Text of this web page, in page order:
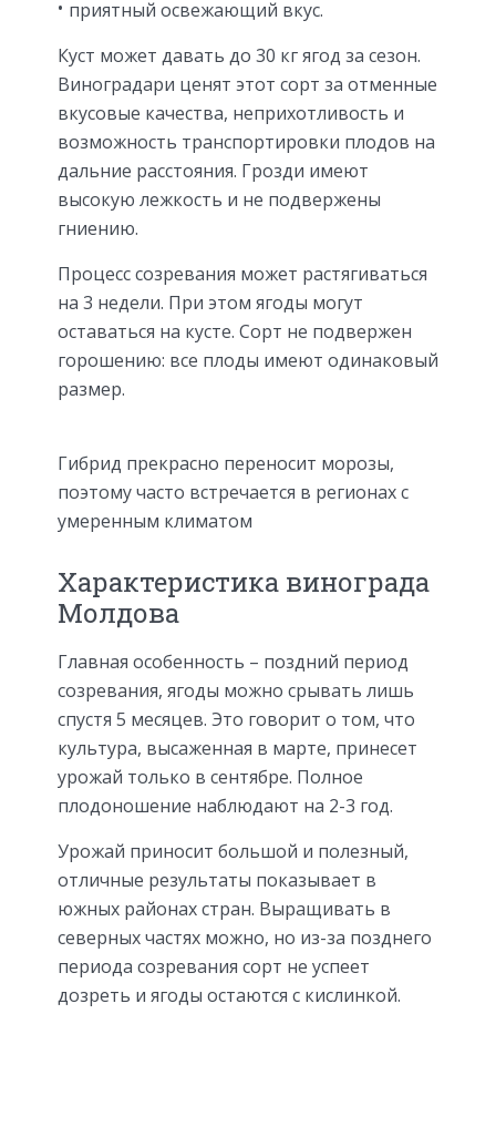
приятный освежающий вкус.
Куст может давать до 30 кг ягод за сезон.
Виноградари ценят этот сорт за отменные
вкусовые качества, неприхотливость и
возможность транспортировки плодов на
дальние расстояния. Грозди имеют
высокую лежкость и не подвержены
гниению.
Процесс созревания может растягиваться
на 3 недели. При этом ягоды могут
оставаться на кусте. Сорт не подвержен
горошению: все плоды имеют одинаковый
размер.
Гибрид прекрасно переносит морозы,
поэтому часто встречается в регионах с
умеренным климатом
Характеристика винограда
Молдова
Главная особенность – поздний период
созревания, ягоды можно срывать лишь
спустя 5 месяцев. Это говорит о том, что
культура, высаженная в марте, принесет
урожай только в сентябре. Полное
плодоношение наблюдают на 2-3 год.
Урожай приносит большой и полезный,
отличные результаты показывает в
южных районах стран. Выращивать в
северных частях можно, но из-за позднего
периода созревания сорт не успеет
дозреть и ягоды остаются с кислинкой.